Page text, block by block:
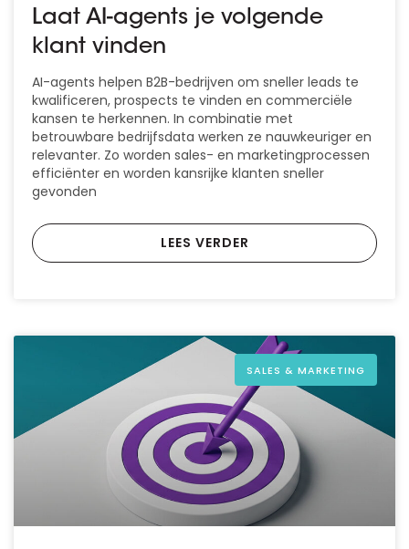
Laat AI-agents je volgende
klant vinden
AI-agents helpen B2B-bedrijven om sneller leads te
kwalificeren, prospects te vinden en commerciële
kansen te herkennen. In combinatie met
betrouwbare bedrijfsdata werken ze nauwkeuriger en
relevanter. Zo worden sales- en marketingprocessen
efficiënter en worden kansrijke klanten sneller
gevonden
LEES VERDER
SALES & MARKETING